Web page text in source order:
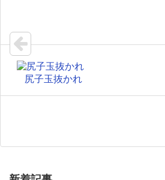
尻子玉抜かれ ２